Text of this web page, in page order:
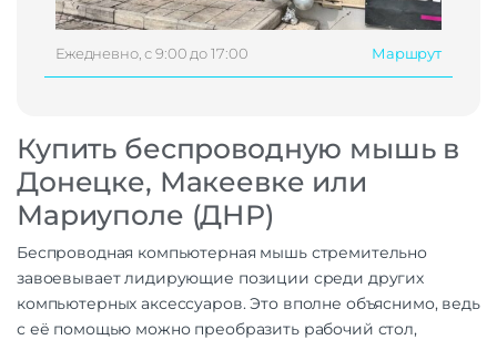
Ежедневно, с 9:00 до 17:00 Маршрут
Купить беспроводную мышь в
Донецке, Макеевке или
Мариуполе (ДНР)
Беспроводная компьютерная мышь стремительно
завоевывает лидирующие позиции среди других
компьютерных аксессуаров. Это вполне объяснимо, ведь
с её помощью можно преобразить рабочий стол,